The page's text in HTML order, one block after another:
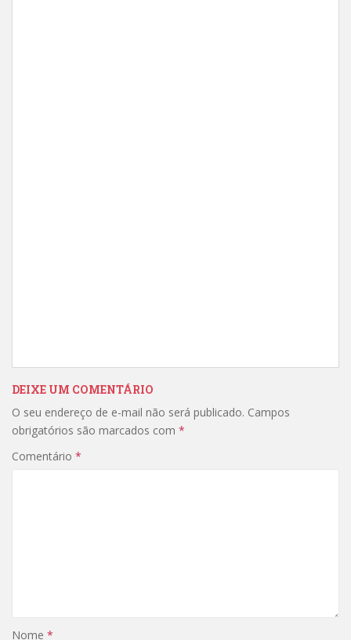
DEIXE UM COMENTÁRIO
O seu endereço de e-mail não será publicado. Campos
obrigatórios são marcados com *
Comentário *
Nome *